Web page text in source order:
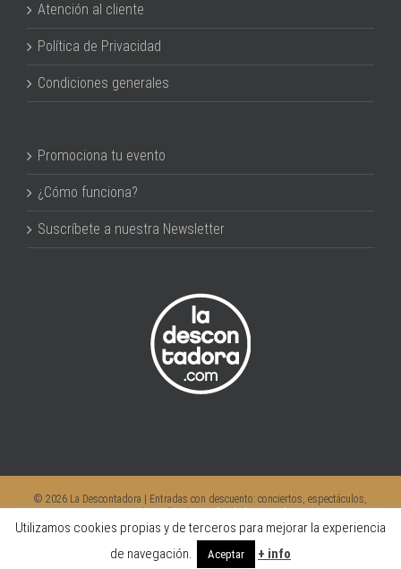
Atención al cliente
Política de Privacidad
Condiciones generales
Promociona tu evento
¿Cómo funciona?
Suscríbete a nuestra Newsletter
© 2026 La Descontadora | Entradas con descuento: conciertos, espectáculos,
FacebookInstagram
Twitter
Utilizamos cookies propias y de terceros para mejorar la experiencia
de navegación.
Aceptar + info